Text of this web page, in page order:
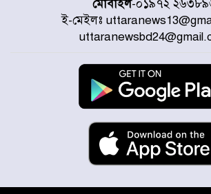
রাজধানীতে আজ
জানাল আবহাওয়া
জুলাই
শহীদ মীর মুগ্ধ
উত্তরা আজমপুরের
তানভীনের অপূর্ণ
মোবাইল-০১৯৭২
ই-মেইলঃ